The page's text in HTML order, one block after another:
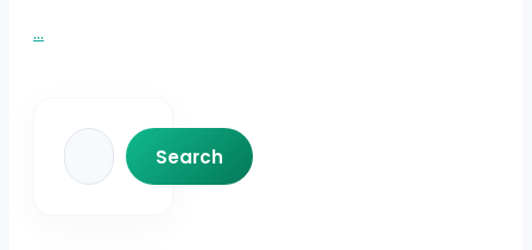
...
Search
Search